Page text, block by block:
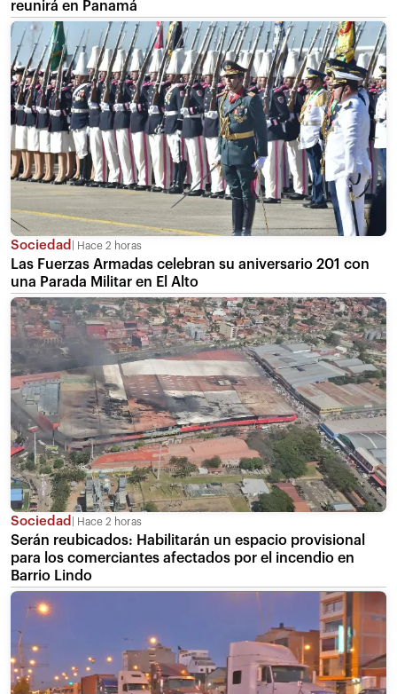
reunirá en Panamá
Sociedad Hace 2 horas
Las Fuerzas Armadas celebran su aniversario 201 con
una Parada Militar en El Alto
Sociedad Hace 2 horas
Serán reubicados: Habilitarán un espacio provisional
para los comerciantes afectados por el incendio en
Barrio Lindo